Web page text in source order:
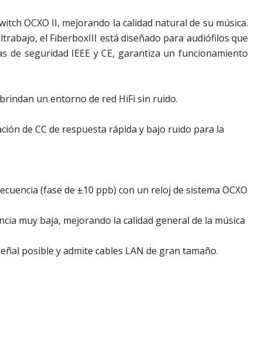
OCXO II, mejorando la calidad natural de su música.
el FiberboxIII está diseñado para audiófilos que
seguridad IEEE y CE, garantiza un funcionamiento
un entorno de red HiFi sin ruido.
de CC de respuesta rápida y bajo ruido para la
(fase de ±10 ppb) con un reloj de sistema OCXO
muy baja, mejorando la calidad general de la música
posible y admite cables LAN de gran tamaño.